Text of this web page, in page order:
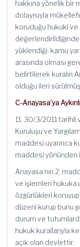
hakkına yönelik bir
dolayısıyla
koruduğu hukuki
değerlendirildiğinde
yüklendiği, kamu
arasında olması
belirtilerek kuralın
olduğu ileri
C-Anayasa’ya
11. 30/3/2011 tarihli
Kuruluşu ve
maddesi uyarınca
maddesi yönünden
Anayasa’nın 2.
ve işlemleri hukuka
özgürlükleri
düzeni kurup bunu
durum ve
hukuk kurallarıyla
açık olan devlettir.